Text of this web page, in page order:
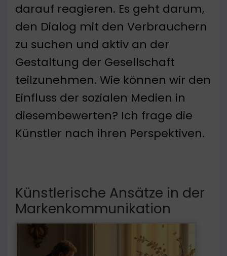
darauf reagieren. Es geht darum,
den Dialog mit den Verbrauchern
zu suchen und aktiv an der
Gestaltung der Gesellschaft
teilzunehmen. Wie können wir den
Einfluss der sozialen Medien in
diesembewerten? Ich frage die
Künstler nach ihren Perspektiven.
Künstlerische Ansätze in der
Markenkommunikation